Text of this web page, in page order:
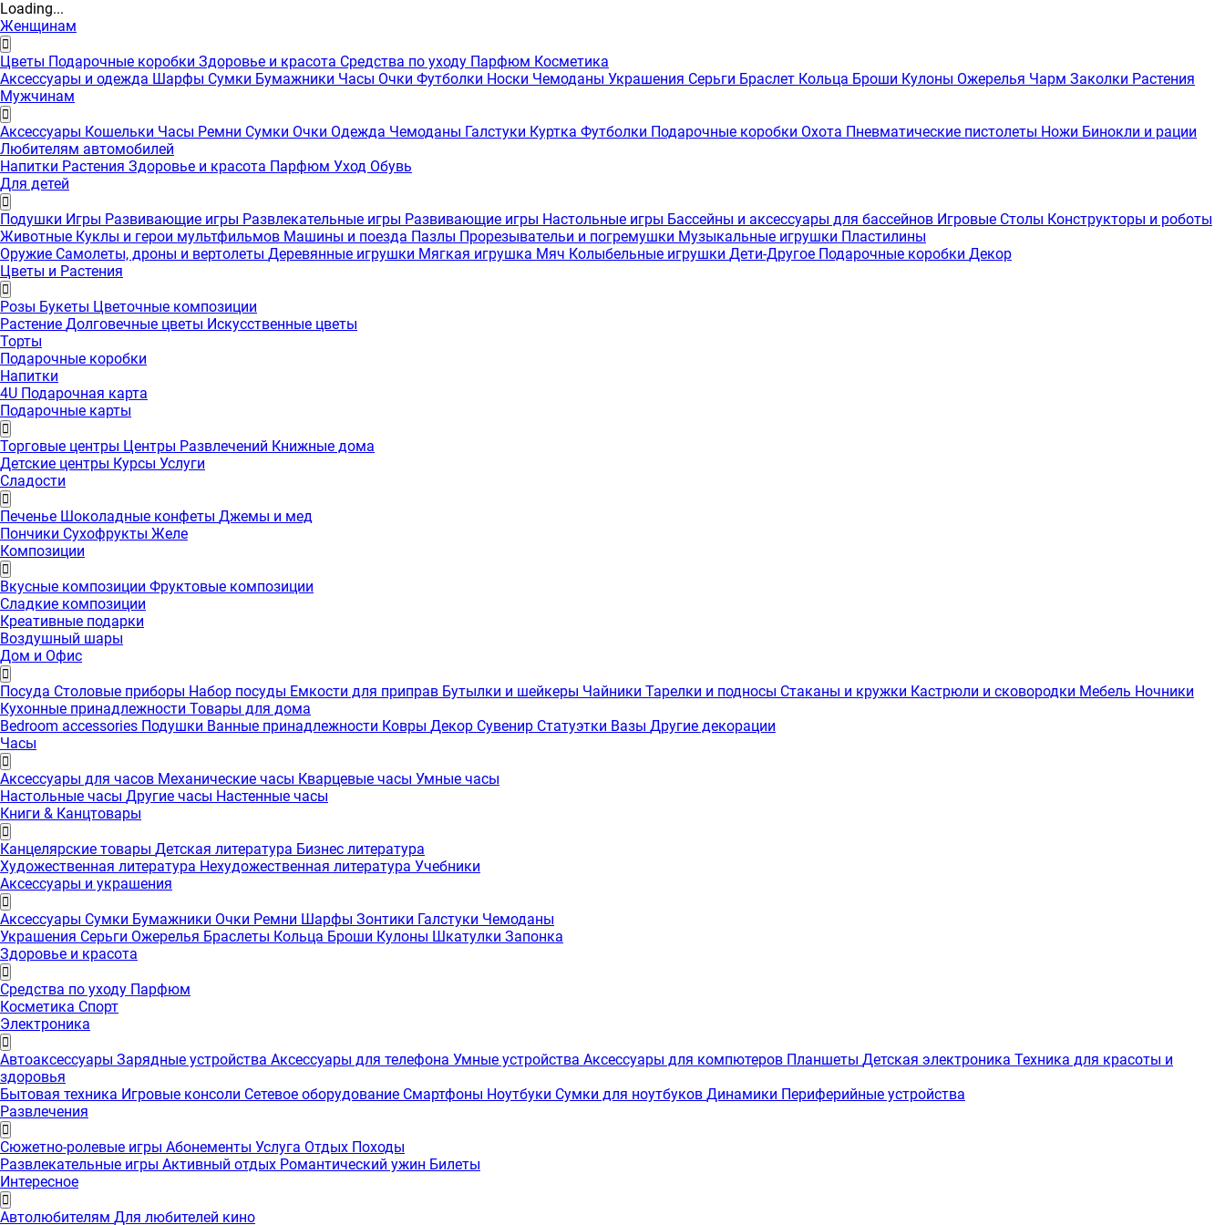
Loading...
Женщинам
Цветы Подарочные коробки Здоровье и красота Средства по уходу Парфюм Косметика
Аксессуары и одежда Шарфы Сумки Бумажники Часы Очки Футболки Носки Чемоданы Украшения Серьги Браслет Кольца Броши Кулоны Ожерелья Чарм Заколки Растения
Мужчинам
Аксессуары Кошельки Часы Ремни Сумки Очки Одежда Чемоданы Галстуки Куртка Футболки Подарочные коробки Охота Пневматические пистолеты Ножи Бинокли и рации
Любителям автомобилей
Напитки Растения Здоровье и красота Парфюм Уход Обувь
Для детей
Подушки Игры Развивающие игры Развлекательные игры Развивающие игры Настольные игры Бассейны и аксессуары для бассейнов Игровые Столы Конструкторы и роботы
Животные Куклы и герои мультфильмов Машины и поезда Пазлы Прорезывательи и погремушки Музыкальные игрушки Пластилины
Оружие Самолеты, дроны и вертолеты Деревянные игрушки Мягкая игрушка Мяч Колыбельные игрушки Дети-Другое Подарочные коробки Декор
Цветы и Растения
Розы Букеты Цветочные композиции
Растение Долговечные цветы Искусственные цветы
Торты
Подарочные коробки
Напитки
4U Подарочная карта
Подарочные карты
Торговые центры Центры Развлечений Книжные дома
Детские центры Курсы Услуги
Сладости
Печенье Шоколадные конфеты Джемы и мед
Пончики Сухофрукты Желе
Композиции
Вкусные композиции Фруктовые композиции
Сладкие композиции
Креативные подарки
Воздушный шары
Дом и Офис
Посуда Столовые приборы Набор посуды Емкости для приправ Бутылки и шейкеры Чайники Тарелки и подносы Стаканы и кружки Кастрюли и сковородки Мебель Ночники
Кухонные принадлежности Товары для дома
Bedroom accessories Подушки Ванные принадлежности Ковры Декор Сувенир Статуэтки Вазы Другие декорации
Часы
Аксессуары для часов Механические часы Кварцевые часы Умные часы
Настольные часы Другие часы Настенные часы
Книги & Канцтовары
Канцелярские товары Детская литература Бизнес литература
Художественная литература Нехудожественная литература Учебники
Аксессуары и украшения
Аксессуары Сумки Бумажники Очки Ремни Шарфы Зонтики Галстуки Чемоданы
Украшения Серьги Ожерелья Браслеты Кольца Броши Кулоны Шкатулки Запонка
Здоровье и красота
Средства по уходу Парфюм
Косметика Спорт
Электроника
Автоаксессуары Зарядные устройства Аксессуары для телефона Умные устройства Аксессуары для компютеров Планшеты Детская электроника Техника для красоты и
здоровья
Бытовая техника Игровые консоли Сетевое оборудование Смартфоны Ноутбуки Сумки для ноутбуков Динамики Периферийные устройства
Развлечения
Сюжетно-ролевые игры Абонементы Услуга Отдых Походы
Развлекательные игры Активный отдых Романтический ужин Билеты
Интересноe
Автолюбителям Для любителей кино